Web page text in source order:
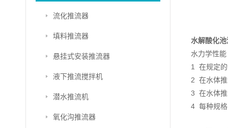
流化推流器
填料推流器
悬挂式安装推流器
液下推流搅拌机
潜水推流机
氧化沟推流器
水解酸化
水力学性能
1 在规定
2 在水体推
3 在水体推
4 每种规格